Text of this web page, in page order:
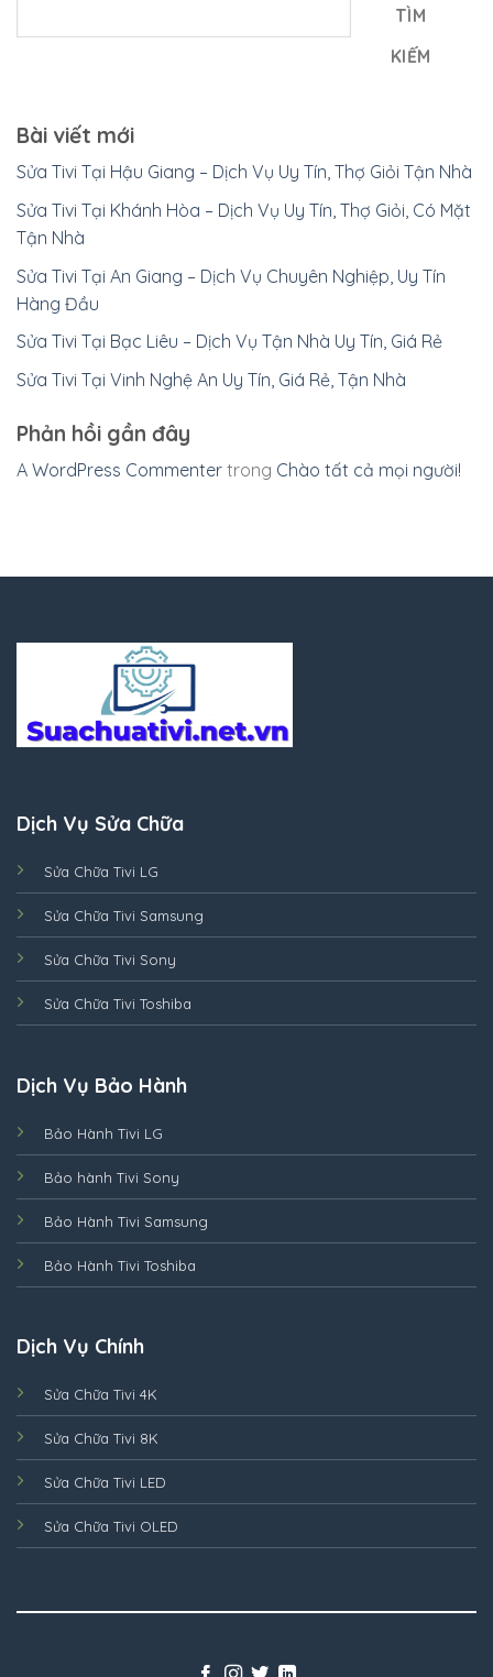
TÌM
KIẾM
Bài viết mới
Sửa Tivi Tại Hậu Giang – Dịch Vụ Uy Tín, Thợ Giỏi Tận Nhà
Sửa Tivi Tại Khánh Hòa – Dịch Vụ Uy Tín, Thợ Giỏi, Có Mặt
Tận Nhà
Sửa Tivi Tại An Giang – Dịch Vụ Chuyên Nghiệp, Uy Tín
Hàng Đầu
Sửa Tivi Tại Bạc Liêu – Dịch Vụ Tận Nhà Uy Tín, Giá Rẻ
Sửa Tivi Tại Vinh Nghệ An Uy Tín, Giá Rẻ, Tận Nhà
Phản hồi gần đây
A WordPress Commenter trong Chào tất cả mọi người!
Dịch Vụ Sửa Chữa
Sửa Chữa Tivi LG
Sửa Chữa Tivi Samsung
Sửa Chữa Tivi Sony
Sửa Chữa Tivi Toshiba
Dịch Vụ Bảo Hành
Bảo Hành Tivi LG
Bảo hành Tivi Sony
Bảo Hành Tivi Samsung
Bảo Hành Tivi Toshiba
Dịch Vụ Chính
Sửa Chữa Tivi 4K
Sửa Chữa Tivi 8K
Sửa Chữa Tivi LED
Sửa Chữa Tivi OLED